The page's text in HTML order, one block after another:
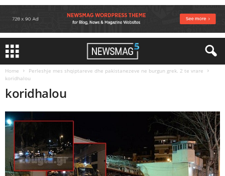
Home
Perleshje mes shqiptareve dhe pakistanezeve ne burgun grek. 2 te vrare
koridhalou
koridhalou